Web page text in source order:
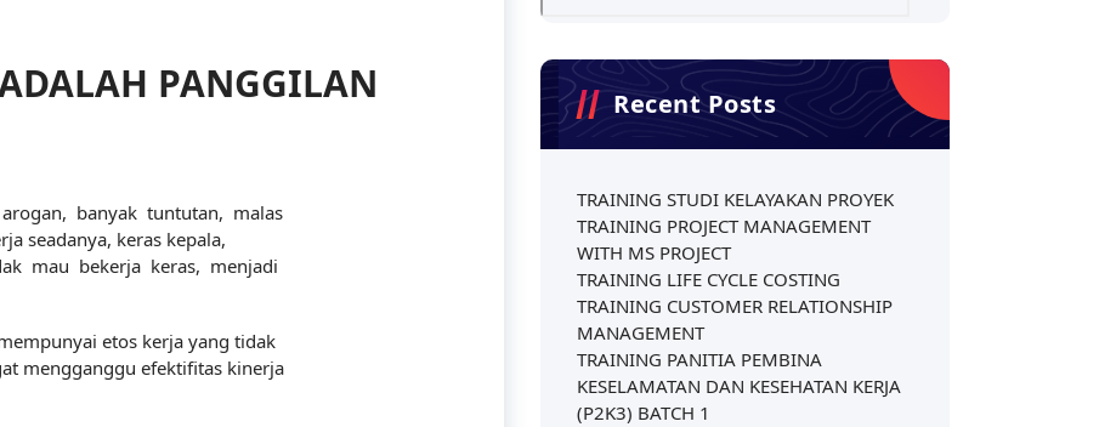
PANGGILAN
banyak tuntutan, malas
seadanya, keras kepala,
mau bekerja keras, menjadi
etos kerja yang tidak
mengganggu efektifitas kinerja
Recent Posts
TRAINING STUDI KELAYAKAN PROYEK
TRAINING PROJECT MANAGEMENT
WITH MS PROJECT
TRAINING LIFE CYCLE COSTING
TRAINING CUSTOMER RELATIONSHIP
MANAGEMENT
TRAINING PANITIA PEMBINA
KESELAMATAN DAN KESEHATAN KERJA
(P2K3) BATCH 1